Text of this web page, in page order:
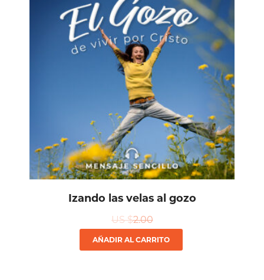
Izando las velas al gozo
US $2.00
AÑADIR AL CARRITO